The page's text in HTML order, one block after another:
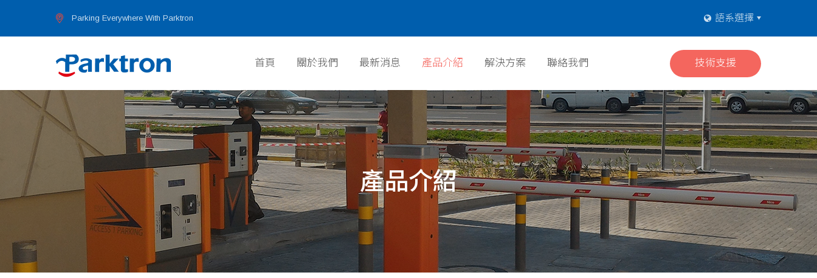
Parking Everywhere With Parktron 語系選擇
首頁 關於我們 最新消息 產品介紹 解決方案 聯絡我們 技術支援
產品介紹